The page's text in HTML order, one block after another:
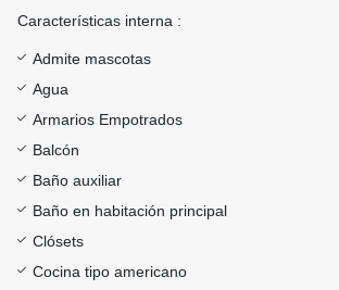
Características interna :
Admite mascotas
Agua
Armarios Empotrados
Balcón
Baño auxiliar
Baño en habitación principal
Clósets
Cocina tipo americano